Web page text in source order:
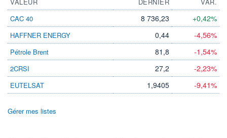
CAC 40
8 736,23 +0,42%
HAFFNER ENERGY 0,44 -4,56%
Pétrole Brent 81,8 -1,54%
2CRSI 27,2 -2,23%
EUTELSAT 1,9405 -9,41%
Gérer mes listes